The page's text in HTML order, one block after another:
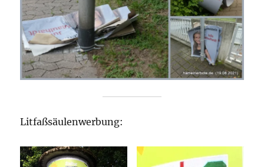
Litfaßsäulenwerbung: